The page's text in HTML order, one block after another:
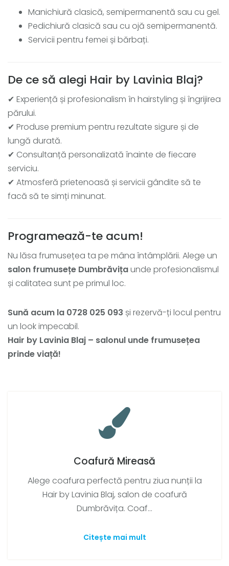
Manichiură clasică, semipermanentă sau cu gel.
Pedichiură clasică sau cu ojă semipermanentă.
Servicii pentru femei și bărbați.
De ce să alegi Hair by Lavinia Blaj?
✔ Experiență și profesionalism în hairstyling și îngrijirea
părului.
✔ Produse premium pentru rezultate sigure și de
lungă durată.
✔ Consultanță personalizată înainte de fiecare
serviciu.
✔ Atmosferă prietenoasă și servicii gândite să te
facă să te simți minunat.
Programează-te acum!
Nu lăsa frumusețea ta pe mâna întâmplării. Alege un
salon frumusețe Dumbrăvițaunde profesionalismul
și calitatea sunt pe primul loc.
Sună acum la 0728 025 093 și rezervă-ți locul pentru
un look impecabil.
Hair by Lavinia Blaj – salonul unde frumusețea
prinde viață!
Coafură Mireasă
Alege coafura perfectă pentru ziua nunții la
Hair by Lavinia Blaj, salon de coafură
Dumbrăvița. Coaf...
Citește mai mult